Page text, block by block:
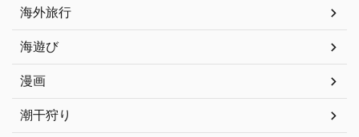
海外旅行
海遊び
漫画
潮干狩り